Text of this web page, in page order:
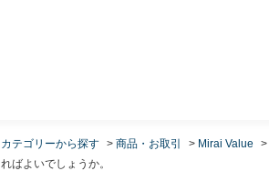
カテゴリーから探す > 商品・お取引 > Mirai Value >
ればよいでしょうか。